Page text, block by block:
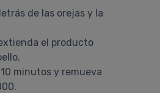
de las orejas y la
el producto
minutos y remueva